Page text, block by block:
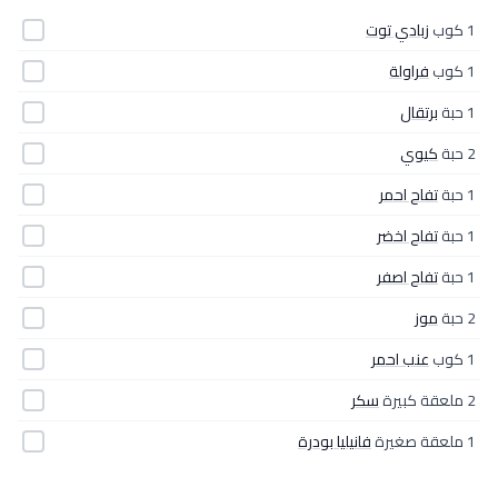
1 كوب
زبادي توت
1 كوب
فراولة
1 حبة
برتقال
2 حبة
كيوي
1 حبة
تفاح احمر
1 حبة
تفاح اخضر
1 حبة
تفاح اصفر
2 حبة
موز
1 كوب
عنب احمر
2 ملعقة كبيرة
سكر
1 ملعقة صغيرة
فانيليا بودرة